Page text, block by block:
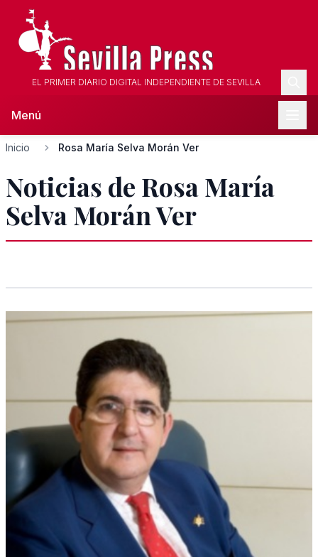
EL PRIMER DIARIO DIGITAL INDEPENDIENTE DE SEVILLA
Menú
Inicio Rosa María Selva Morán Ver
Noticias de Rosa María
Selva Morán Ver